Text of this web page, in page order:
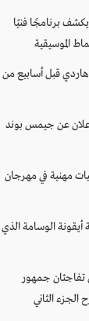
مهرجان صيف الأوداية 2026 يكشف برنامجًا فنيًا
الموسيقية
هاردي قبل أسابيع من
عن جيمس بوند
مهنية في مهرجان
الوسامة الذي
تفاجئان جمهور